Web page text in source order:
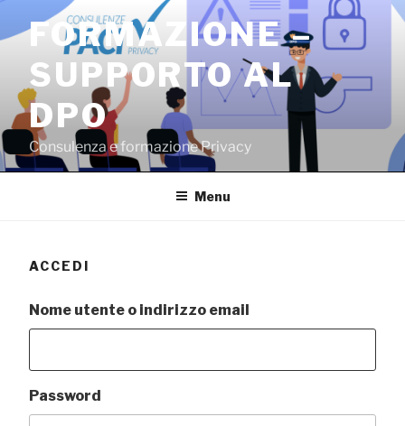
contenuto
FORMAZIONE –
SUPPORTO AL
DPO
Consulenza e formazione Privacy
Menu
ACCEDI
Nome utente o indirizzo email
Password